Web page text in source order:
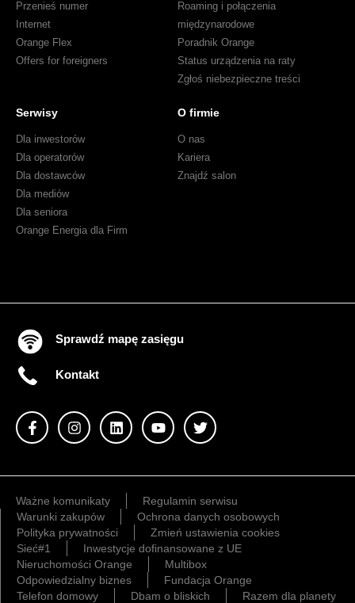
Przenieś numer
Internet
Orange Flex
Offers for foreigners
Roaming i połączenia
międzynarodowe
Poradnik Orange
Status urządzenia na raty
Zgłoś niebezpieczne treści
Serwisy
Dla inwestorów
Dla operatorów
Dla dostawców
Dla mediów
Dla seniora
Orange Energia dla Firm
O firmie
O nas
Kariera
Znajdź salon
Sprawdź mapę zasięgu
Kontakt
Ważne komunikaty
Regulamin serwisu
Warunki zakupów
Ochrona danych osobowych
Polityka prywatności
Zmień ustawienia cookies
Sieć#1
Inwestycje dofinansowane z UE
Nieruchomości Orange
Multibox
Odpowiedzialny biznes
Fundacja Orange
Telefon domowy
Dbam o bliskich Razem dla planety